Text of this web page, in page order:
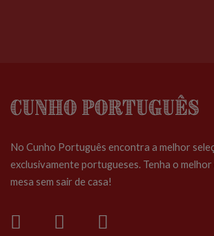
Cunho Português
No Cunho Português encontra a melhor
exclusivamente portugueses. Tenha o
mesa sem sair de casa!